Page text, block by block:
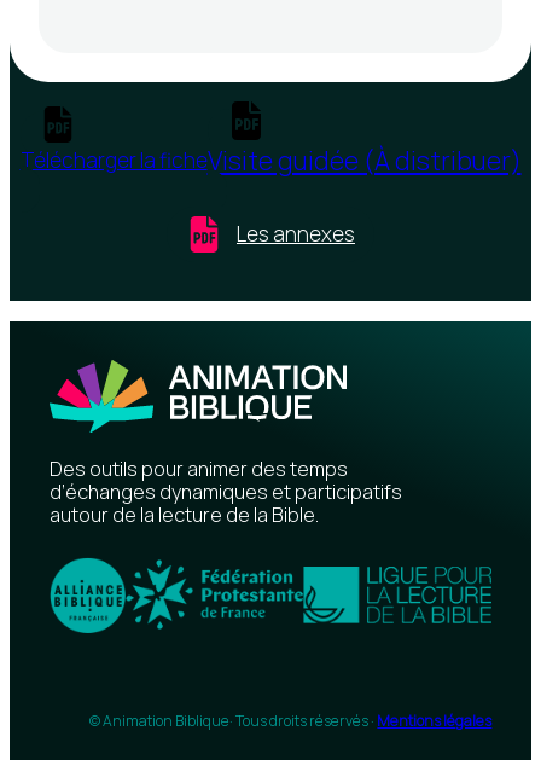
Télécharger la ficheVisite guidée (À distribuer)
Les annexes
Des outils pour animer des temps
d’échanges dynamiques et participatifs
autour de la lecture de la Bible.
© Animation Biblique· Tous droits réservés · Mentions légales